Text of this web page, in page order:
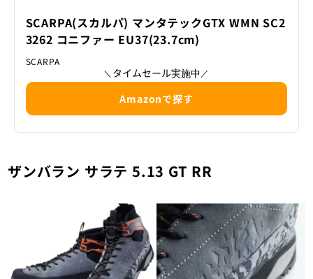
SCARPA(スカルパ) マンタテックGTX WMN SC2
3262 コニファー EU37(23.7cm)
SCARPA
＼ タイムセール実施中／
Amazonで探す
ザンバラン サラテ 5.13 GT RR